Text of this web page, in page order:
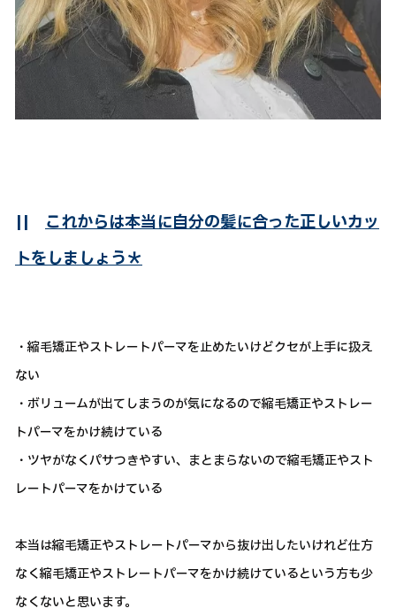
|| これからは本当に自分の髪に合った正しいカッ
トをしましょう＊
・縮毛矯正やストレートパーマを止めたいけどクセが上手に扱え
ない
・ボリュームが出てしまうのが気になるので縮毛矯正やストレー
トパーマをかけ続けている
・ツヤがなくパサつきやすい、まとまらないので縮毛矯正やスト
レートパーマをかけている
本当は縮毛矯正やストレートパーマから抜け出したいけれど仕方
なく縮毛矯正やストレートパーマをかけ続けているという方も少
なくないと思います。